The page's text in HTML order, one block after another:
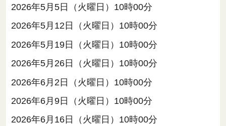
2026年5月5日（火曜日）10時00分
2026年5月12日（火曜日）10時00分
2026年5月19日（火曜日）10時00分
2026年5月26日（火曜日）10時00分
2026年6月2日（火曜日）10時00分
2026年6月9日（火曜日）10時00分
2026年6月16日（火曜日）10時00分